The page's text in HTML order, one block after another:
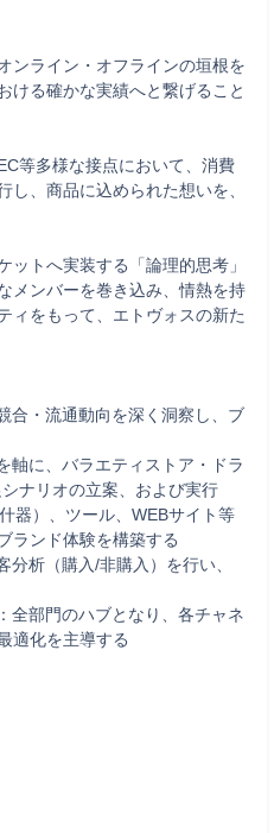
ンライン・オフラインの垣根を
ける確かな実績へと繋げること
等多様な接点において、消費
、商品に込められた想いを、
ットへ実装する「論理的思考」
メンバーを巻き込み、情熱を持
ィをもって、エトヴォスの新た
合・流通動向を深く洞察し、ブ
軸に、バラエティストア・ドラ
ナリオの立案、および実行
器）、ツール、WEBサイト等
ランド体験を構築する
析（購入/非購入）を行い、
全部門のハブとなり、各チャネ
適化を主導する